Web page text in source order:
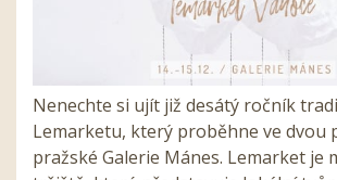
Nenechte si ujít již desátý ročník
Lemarketu, který proběhne ve dvou
pražské Galerie Mánes. Lemarket je